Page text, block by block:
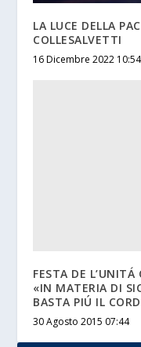
LA LUCE DELLA
COLLESALVETTI
16 Dicembre 2022 10:54
FESTA DE
«IN MATERIA DI
BASTA PIÚ IL
30 Agosto 2015 07:44